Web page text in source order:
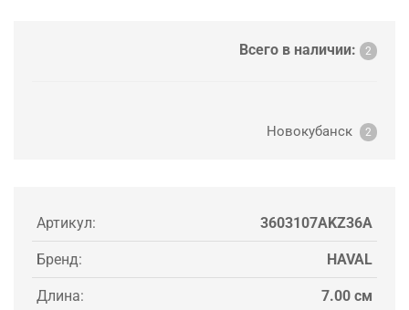
Всего в наличии: 2
Новокубанск 2
Артикул: 3603107AKZ36A
Бренд: HAVAL
Длина: 7.00 см